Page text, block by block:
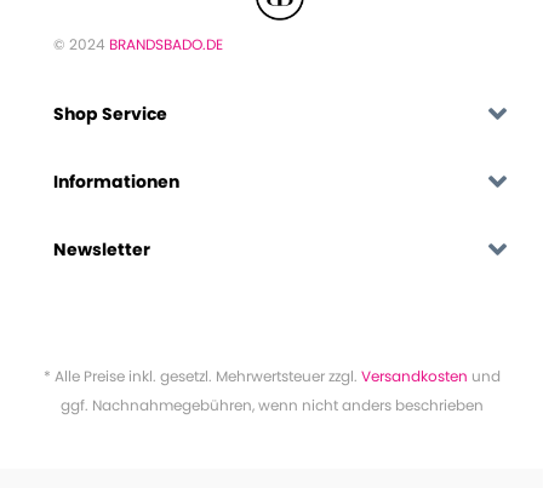
© 2024 BRANDSBADO.DE
Shop Service
Informationen
Newsletter
* Alle Preise inkl. gesetzl. Mehrwertsteuer zzgl. Versandkosten und
ggf. Nachnahmegebühren, wenn nicht anders beschrieben